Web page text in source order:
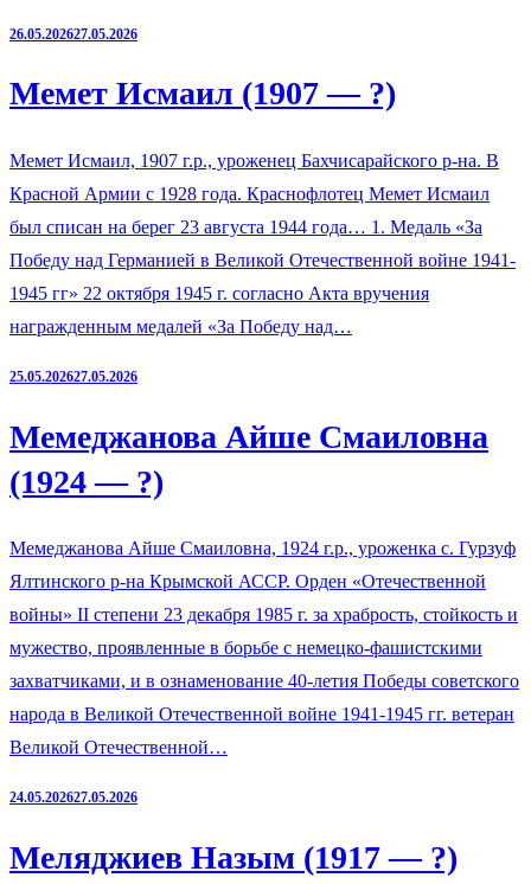
26.05.202627.05.2026
Мемет Исмаил (1907 — ?)
Мемет Исмаил, 1907 г.р., уроженец Бахчисарайского р-на. В
Красной Армии с 1928 года. Краснофлотец Мемет Исмаил
был списан на берег 23 августа 1944 года… 1. Медаль «За
Победу над Германией в Великой Отечественной войне 1941-
1945 гг» 22 октября 1945 г. согласно Акта вручения
награжденным медалей «За Победу над…
25.05.202627.05.2026
Мемеджанова Айше Смаиловна
(1924 — ?)
Мемеджанова Айше Смаиловна, 1924 г.р., уроженка с. Гурзуф
Ялтинского р-на Крымской АССР. Орден «Отечественной
войны» II степени 23 декабря 1985 г. за храбрость, стойкость и
мужество, проявленные в борьбе с немецко-фашистскими
захватчиками, и в ознаменование 40-летия Победы советского
народа в Великой Отечественной войне 1941-1945 гг. ветеран
Великой Отечественной…
24.05.202627.05.2026
Меляджиев Назым (1917 — ?)